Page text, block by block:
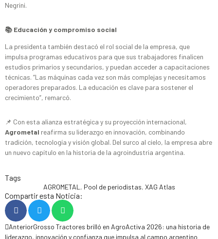
Negrini.
📚 Educación y compromiso social
La presidenta también destacó el rol social de la empresa, que
impulsa programas educativos para que sus trabajadores finalicen
estudios primarios y secundarios, y puedan acceder a capacitaciones
técnicas. “Las máquinas cada vez son más complejas y necesitamos
operadores preparados. La educación es clave para sostener el
crecimiento”, remarcó.
📌 Con esta alianza estratégica y su proyección internacional,
Agrometal reafirma su liderazgo en innovación, combinando
tradición, tecnología y visión global. Del surco al cielo, la empresa abre
un nuevo capítulo en la historia de la agroindustria argentina.
Tags
AGROMETAL, Pool de periodistas, XAG Atlas
Compartir esta Noticia:
AnteriorGrosso Tractores brilló en AgroActiva 2026: una historia de
liderazgo, innovación y confianza que impulsa al campo argentino